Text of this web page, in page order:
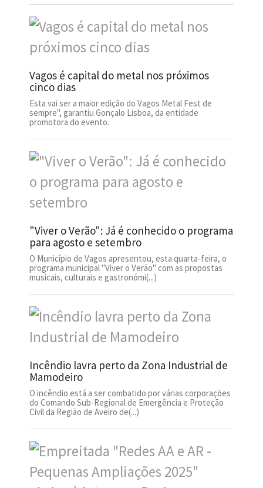
Vagos é capital do metal nos próximos
cinco dias
Esta vai ser a maior edição do Vagos Metal Fest de
sempre", garantiu Gonçalo Lisboa, da entidade
promotora do evento.
"Viver o Verão": Já é conhecido o programa
para agosto e setembro
O Município de Vagos apresentou, esta quarta-feira, o
programa municipal "Viver o Verão" com as propostas
musicais, culturais e gastronómi(...)
Incêndio lavra perto da Zona Industrial de
Mamodeiro
O incêndio está a ser combatido por várias corporações
do Comando Sub-Regional de Emergência e Proteção
Civil da Região de Aveiro de(...)